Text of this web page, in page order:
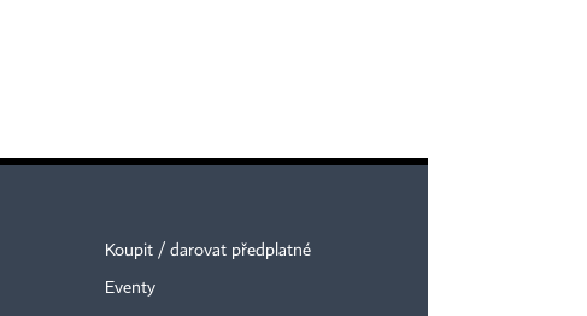
Koupit / darovat předplatné
Eventy